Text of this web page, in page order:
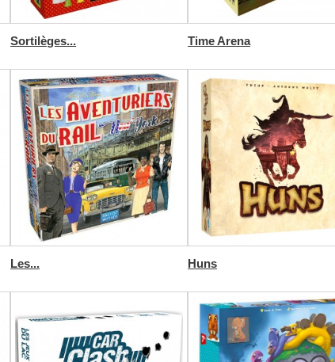
Sortilèges... Time Arena
Les... Huns